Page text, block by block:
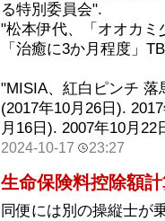
る特別委員会".
"松本伊代、「オオカ
「治癒に3か月程度」
"MISIA、紅白ピンチ
(2017年10月26日).
月16日). 2007年10月22
2024-10-17 23:27
生命保険料控除額
同便には別の操縦士が